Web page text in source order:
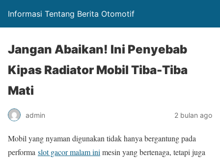
Informasi Tentang Berita Otomotif
Jangan Abaikan! Ini Penyebab
Kipas Radiator Mobil Tiba-Tiba
Mati
admin 2 bulan ago
Mobil yang nyaman digunakan tidak hanya bergantung pada
performa slot gacor malam ini mesin yang bertenaga, tetapi juga